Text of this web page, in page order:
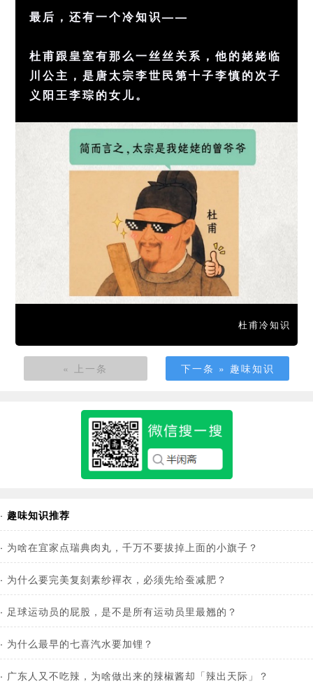
最后，还有一个冷知识——
杜甫跟皇室有那么一丝丝关系，他的姥姥临
川公主，是唐太宗李世民第十子李慎的次子
义阳王李琮的女儿。
杜甫冷知识
« 上一条 下一条 » 趣味知识
· 趣味知识推荐
· 为啥在宜家点瑞典肉丸，千万不要拔掉上面的小旗子？
· 为什么要完美复刻素纱襌衣，必须先给蚕减肥？
· 足球运动员的屁股，是不是所有运动员里最翘的？
· 为什么最早的七喜汽水要加锂？
· 广东人又不吃辣，为啥做出来的辣椒酱却「辣出天际」？